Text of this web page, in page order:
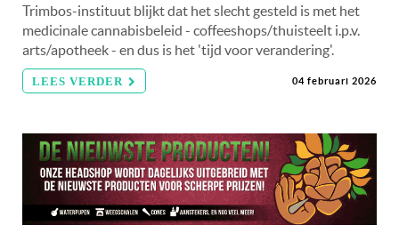
Trimbos-instituut blijkt dat het slecht gesteld is met het
medicinale cannabisbeleid - coffeeshops/thuisteelt i.p.v.
arts/apotheek - en dus is het 'tijd voor verandering'.
LEES VERDER 04 februari 2026